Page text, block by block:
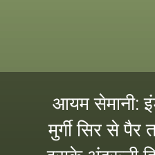
आयम सेमानी:
मुर्गी सिर से पैर